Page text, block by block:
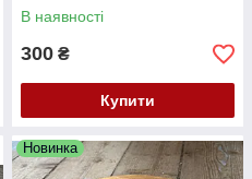
В наявності
300 ₴
Купити
Новинка